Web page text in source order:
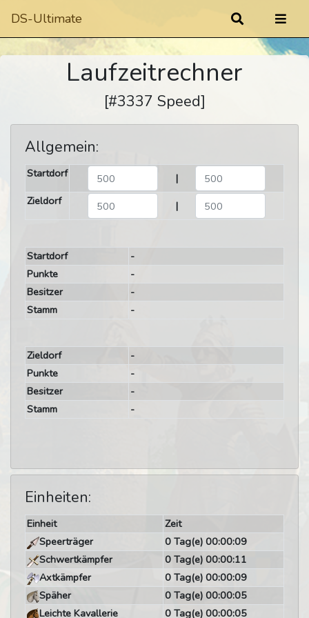
DS-Ultimate
Laufzeitrechner
[#3337 Speed]
Allgemein:
Startdorf
|
Zieldorf
|
Startdorf
-
Punkte
-
Besitzer
-
Stamm
-
Zieldorf
-
Punkte
-
Besitzer
-
Stamm
-
Einheiten:
Einheit
Zeit
Speerträger
0 Tag(e) 00:00:09
Schwertkämpfer
0 Tag(e) 00:00:11
Axtkämpfer
0 Tag(e) 00:00:09
Späher
0 Tag(e) 00:00:05
Leichte Kavallerie
0 Tag(e) 00:00:05